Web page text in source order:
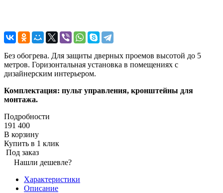
Без обогрева. Для защиты дверных проемов высотой до 5
метров. Горизонтальная установка в помещениях с
дизайнерским интерьером.
Комплектация: пульт управления, кронштейны для
монтажа.
Подробности
191 400
В корзину
Купить в 1 клик
Под заказ
Нашли дешевле?
Характеристики
Описание